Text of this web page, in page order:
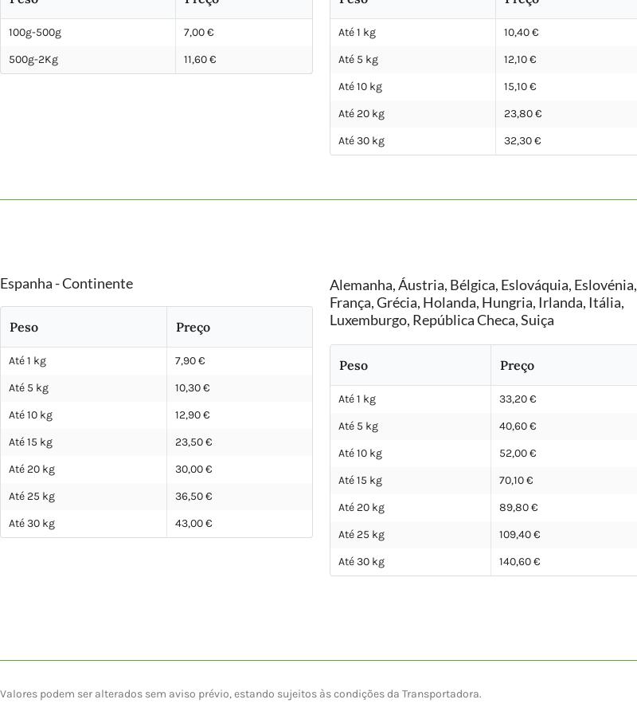
100g-500g
7,00 €
500g-2Kg
11,60 €
Até 1 kg
10,40 €
Até 5 kg
12,10 €
Até 10 kg
15,10 €
Até 20 kg
23,80 €
Até 30 kg
32,30 €
Portugal - Ilhas
200€
Espanha - Continente
Peso Preço
Até 1 kg
7,90 €
Até 5 kg
10,30 €
Até 10 kg
12,90 €
Até 15 kg
23,50 €
Até 20 kg
30,00 €
Até 25 kg
36,50 €
Até 30 kg
43,00 €
Alemanha, Áustria, Bélgica, Eslováquia, Eslovénia,
França, Grécia, Holanda, Hungria, Irlanda, Itália,
Luxemburgo, República Checa, Suiça
Peso Preço
Até 1 kg
33,20 €
Até 5 kg
40,60 €
Até 10 kg
52,00 €
Até 15 kg
70,10 €
Até 20 kg
89,80 €
Até 25 kg
109,40 €
Até 30 kg
140,60 €
Valores podem ser alterados sem aviso prévio, estando sujeitos às condições da Transportadora.